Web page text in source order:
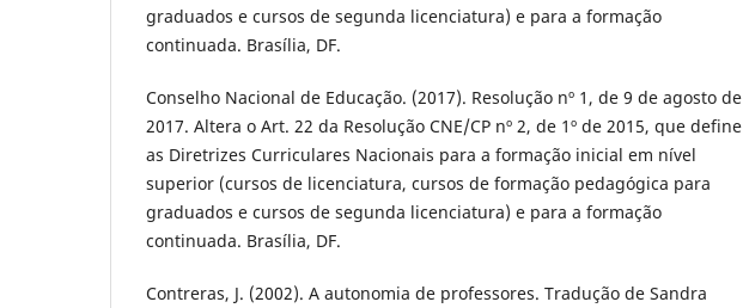
graduados e cursos de segunda licenciatura) e para a formação
continuada. Brasília, DF.
Conselho Nacional de Educação. (2017). Resolução nº 1, de 9 de agosto de
2017. Altera o Art. 22 da Resolução CNE/CP nº 2, de 1º de 2015, que define
as Diretrizes Curriculares Nacionais para a formação inicial em nível
superior (cursos de licenciatura, cursos de formação pedagógica para
graduados e cursos de segunda licenciatura) e para a formação
continuada. Brasília, DF.
Contreras, J. (2002). A autonomia de professores. Tradução de Sandra